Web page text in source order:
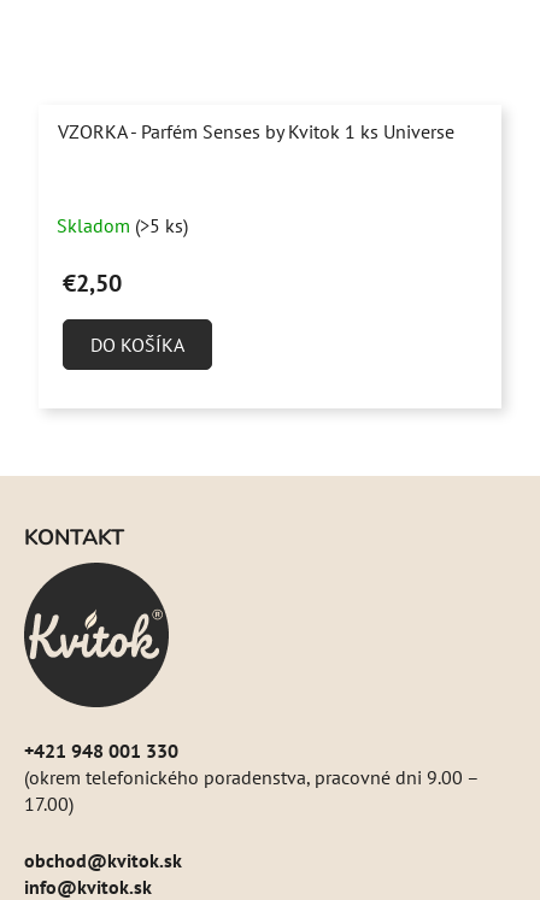
VZORKA - Parfém Senses by Kvitok 1 ks Universe
hodnotenie
produktu
z
Skladom (>5 ks)
€2,50
DO KOŠÍKA
KONTAKT
+421 948 001 330
(okrem telefonického poradenstva, pracovné dni 9.00 –
17.00)
obchod@kvitok.sk
info@kvitok.sk